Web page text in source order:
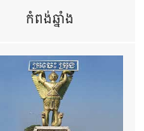
កំពង់ឆ្នាំង